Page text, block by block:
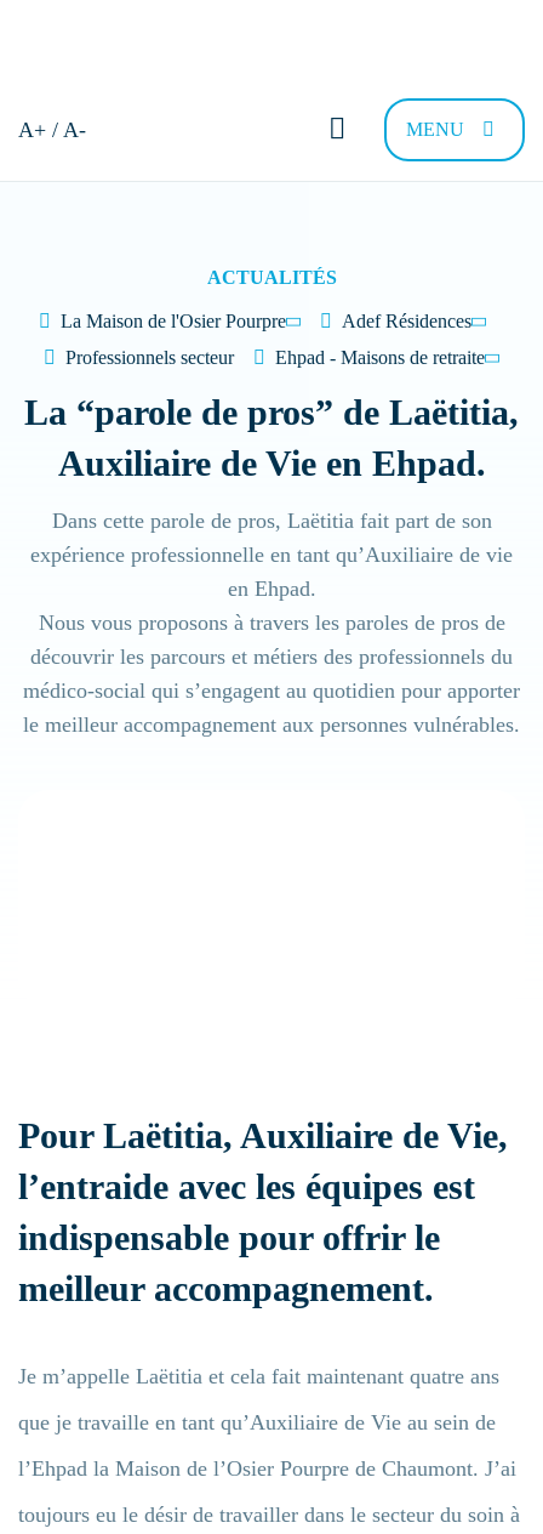
A+ / A- MENU
ACTUALITÉS
La Maison de l'Osier Pourpre
Adef Résidences
Professionnels secteur
Ehpad - Maisons de retraite
La “parole de pros” de Laëtitia,
Auxiliaire de Vie en Ehpad.
Dans cette parole de pros, Laëtitia fait part de son
expérience professionnelle en tant qu’Auxiliaire de vie
en Ehpad.
Nous vous proposons à travers les paroles de pros de
découvrir les parcours et métiers des professionnels du
médico-social qui s’engagent au quotidien pour apporter
le meilleur accompagnement aux personnes vulnérables.
Pour Laëtitia, Auxiliaire de Vie,
l’entraide avec les équipes est
indispensable pour offrir le
meilleur accompagnement.
Je m’appelle Laëtitia et cela fait maintenant quatre ans
que je travaille en tant qu’Auxiliaire de Vie au sein de
l’Ehpad la Maison de l’Osier Pourpre de Chaumont. J’ai
toujours eu le désir de travailler dans le secteur du soin à
Bonjour et bienvenue !
Comment pouvons-nous vous
Quel type de Résidence recherchez-vous
?
Résidence handicap